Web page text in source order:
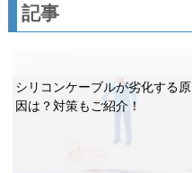
記事
シリコンケーブルが劣化する原
因は？対策もご紹介！